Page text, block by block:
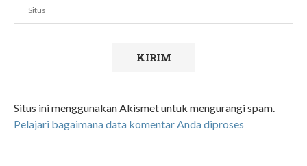
Situs ini menggunakan Akismet untuk mengurangi spam.
Pelajari bagaimana data komentar Anda diproses